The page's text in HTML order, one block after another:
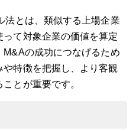
法とは、類似する上場企業
て対象企業の価値を算定
の成功につなげるため
特徴を把握し、より客観
とが重要です。